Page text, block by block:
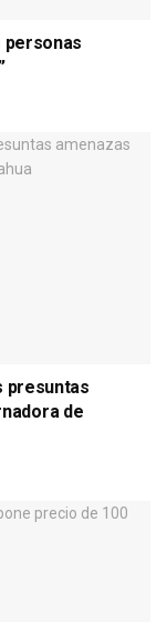
personas
presuntas
de